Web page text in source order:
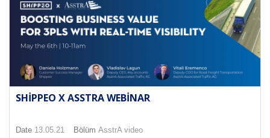
SHIPPEO X ASSTRA WEBINAR
Date 13.05.21 Bölüm AsstrA video